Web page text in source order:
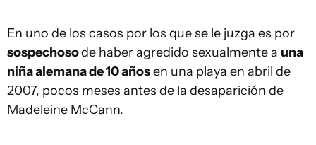
En uno de los casos por los que se le juzga es por
sospechosode haber agredido sexualmente a una
niña alemana de 10 añosen una playa en abril de
2007, pocos meses antes de la desaparición de
Madeleine McCann.